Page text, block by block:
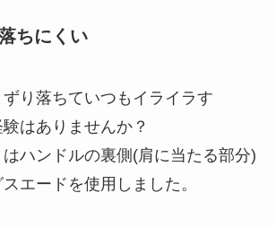
ちにくい
ずり落ちていつもイライラす
はありませんか？
はハンドルの裏側(肩に当たる部分)
エードを使用しました。